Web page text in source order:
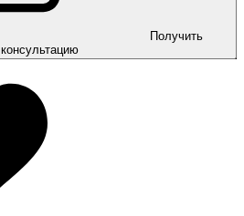
Получить
консультацию